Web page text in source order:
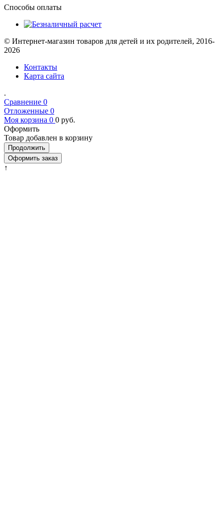
Способы оплаты
© Интернет-магазин товаров для детей и их родителей, 2016-
2026
Контакты
Карта сайта
.
Сравнение 0
Отложенные 0
Моя корзина 0 0 руб.
Оформить
Товар добавлен в корзину
Продолжить
Оформить заказ
↑